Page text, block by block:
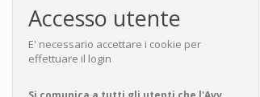
Accesso utente
E' necessario accettare i cookie per
effettuare il login